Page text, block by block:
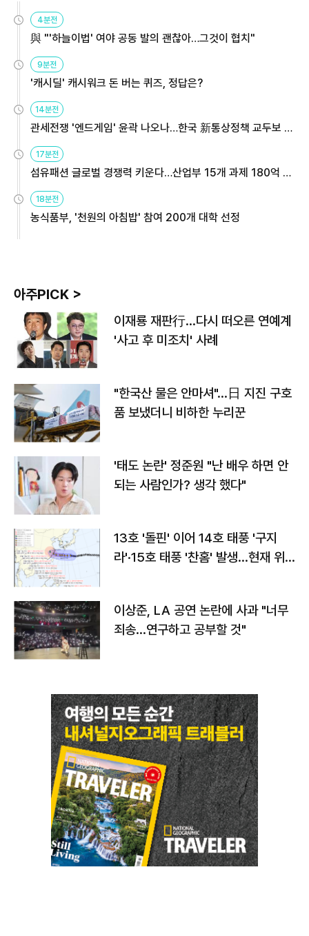
4분전
與 "'하늘이법' 여야 공동 발의 괜찮아…그것이 협치"
9분전
'캐시딜' 캐시워크 돈 버는 퀴즈, 정답은?
14분전
관세전쟁 '엔드게임' 윤곽 나오나…한국 新통상정책 교두보 활
17분전
섬유패션 글로벌 경쟁력 키운다…산업부 15개 과제 180억 지
18분전
농식품부, '천원의 아침밥' 참여 200개 대학 선정
아주PICK >
이재룡 재판行…다시 떠오른 연예계
'사고 후 미조치' 사례
"한국산 물은 안마셔"…日 지진 구호
품 보냈더니 비하한 누리꾼
'태도 논란' 정준원 "난 배우 하면 안
되는 사람인가? 생각 했다"
13호 '돌핀' 이어 14호 태풍 '구지
라'·15호 태풍 '찬홈' 발생…현재 위
이상준, LA 공연 논란에 사과 "너무
죄송…연구하고 공부할 것"